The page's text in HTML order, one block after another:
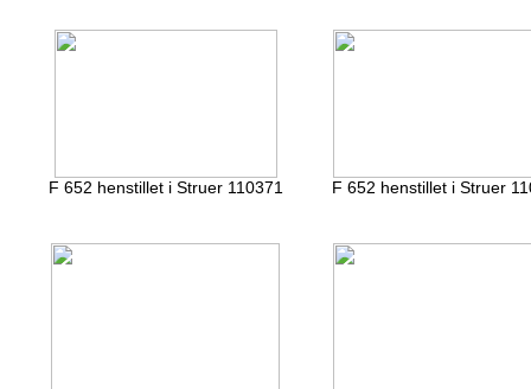
F 652 henstillet i Struer 110371 F 652 henstillet i Struer